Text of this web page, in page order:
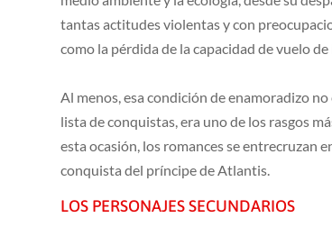
tantas actitudes violentas y con
como la pérdida de la capacidad de vuelo
Al menos, esa condición de enamoradizo
lista de conquistas, era uno de los rasgos
esta ocasión, los romances se entrecruzan
conquista del príncipe de Atlantis.
LOS PERSONAJES SECUNDARIOS